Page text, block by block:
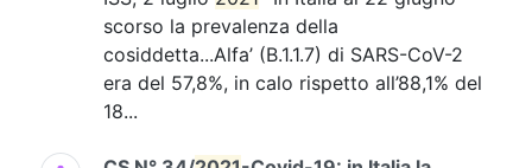
scorso la prevalenza della
cosiddetta...Alfa’ (B.1.1.7) di SARS-CoV-2
era del 57,8%, in calo rispetto all’88,1% del
18...